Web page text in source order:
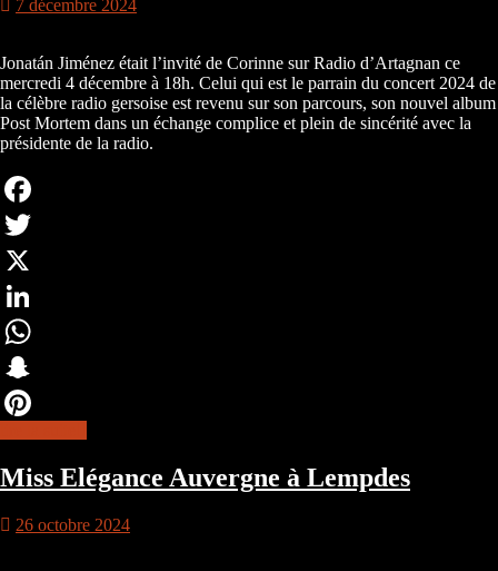
7 décembre 2024
Jonatán Jiménez était l’invité de Corinne sur Radio d’Artagnan ce
mercredi 4 décembre à 18h. Celui qui est le parrain du concert 2024 de
la célèbre radio gersoise est revenu sur son parcours, son nouvel album
Post Mortem dans un échange complice et plein de sincérité avec la
présidente de la radio.
Facebook
Twitter
X
LinkedIn
WhatsApp
Snapchat
Pinterest
Miss Elégance Auvergne à Lempdes
26 octobre 2024